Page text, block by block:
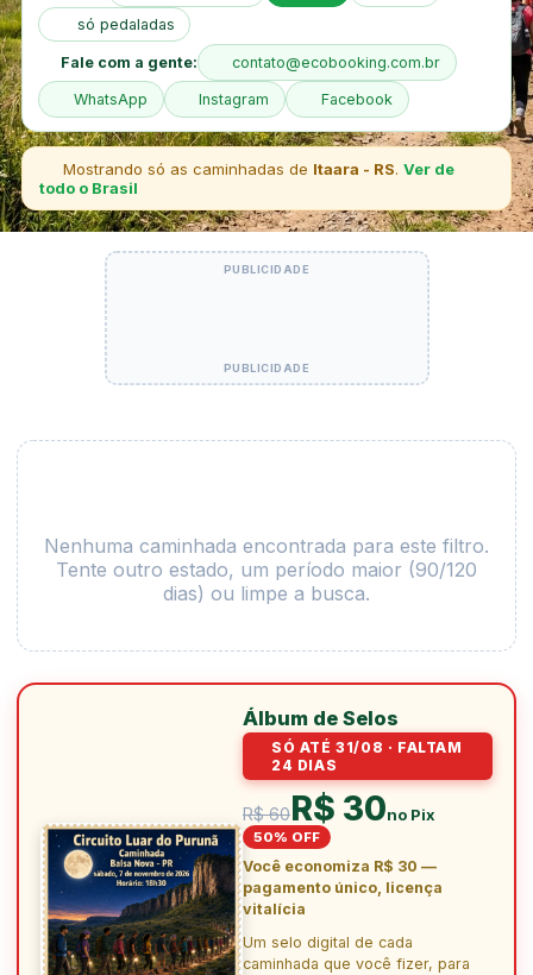
só pedaladas
Fale com a gente: contato@ecobooking.com.br
WhatsApp Instagram Facebook
Mostrando só as caminhadas de Itaara - RS.Ver de
todo o Brasil
Nenhuma caminhada encontrada para este filtro.
Tente outro estado, um período maior (90/120
dias) ou limpe a busca.
Álbum de Selos
SÓ ATÉ 31/08 · FALTAM
24 DIAS
R$ 60R$ 30no Pix
50% OFF
Você economiza R$ 30 —
pagamento único, licença
vitalícia
Um selo digital de cada
caminhada que você fizer, para